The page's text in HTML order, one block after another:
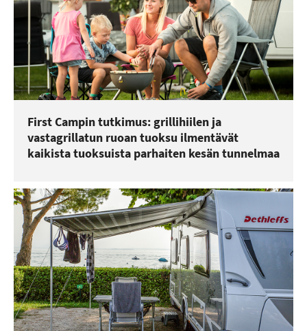
First Campin tutkimus: grillihiilen ja
vastagrillatun ruoan tuoksu ilmentävät
kaikista tuoksuista parhaiten kesän tunnelmaa